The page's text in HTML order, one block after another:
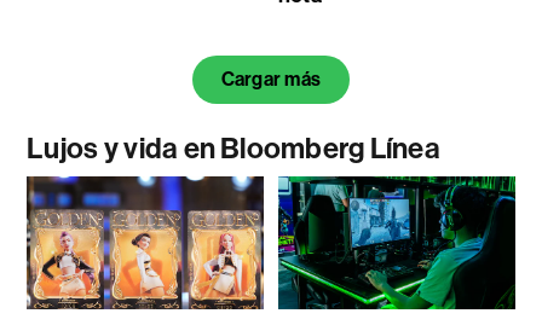
Cargar más
Lujos y vida en Bloomberg Línea